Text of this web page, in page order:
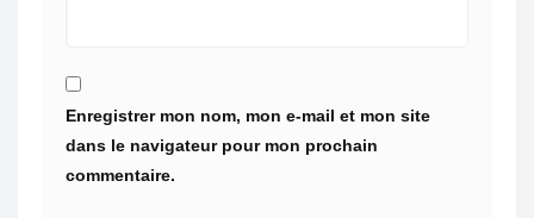
Enregistrer mon nom, mon e-mail et mon site
dans le navigateur pour mon prochain
commentaire.